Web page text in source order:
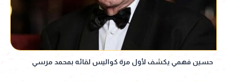
حسين فهمي يكشف لأول مرة كواليس لقائه بمحمد مرسي